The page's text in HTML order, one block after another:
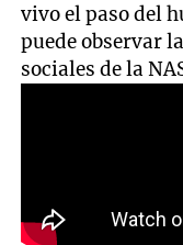
vivo el paso del
puede observar
sociales de la